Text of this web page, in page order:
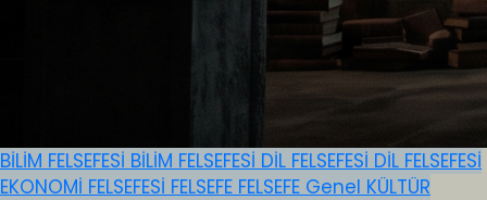
BİLİM FELSEFESİ BİLİM FELSEFESİ DİL FELSEFESİ DİL FELSEFESİ
EKONOMİ FELSEFESİ FELSEFE FELSEFE Genel KÜLTÜR